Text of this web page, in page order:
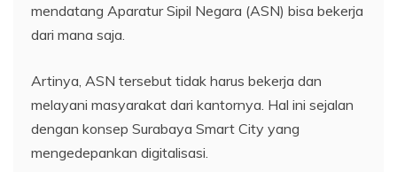
mendatang Aparatur Sipil Negara (ASN) bisa bekerja
dari mana saja.
Artinya, ASN tersebut tidak harus bekerja dan
melayani masyarakat dari kantornya. Hal ini sejalan
dengan konsep Surabaya Smart City yang
mengedepankan digitalisasi.